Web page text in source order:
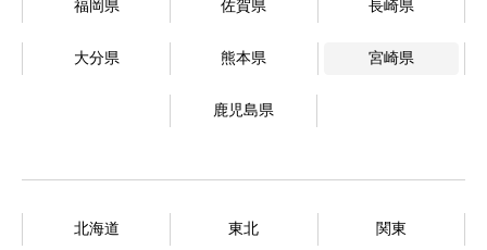
福岡県 佐賀県 長崎県
大分県 熊本県 宮崎県
鹿児島県
北海道 東北 関東